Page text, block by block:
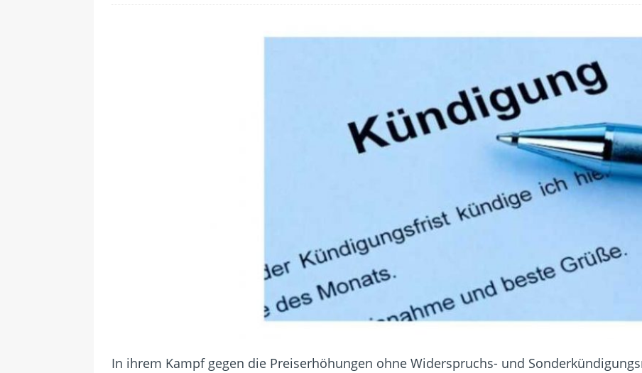
DSL-Ende rückt näher – Viele setzen trotzdem immer noch auf Kupfernetz
In ihrem Kampf gegen die Preiserhöhungen ohne Widerspruchs- und